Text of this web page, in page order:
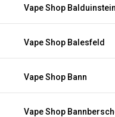
Vape Shop Balduinstein
Vape Shop Balesfeld
Vape Shop Bann
Vape Shop